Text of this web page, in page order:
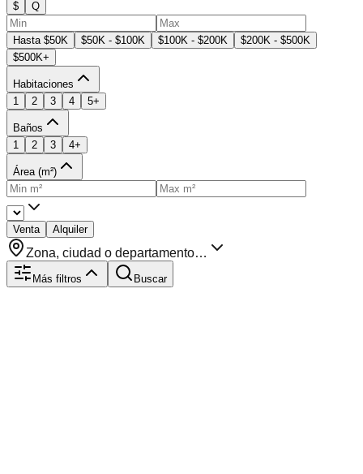
$ Q
Hasta $50K $50K - $100K $100K - $200K
$200K - $500K
$500K+
Habitaciones
1
2 3 4 5+
Baños
1
2 3 4+
Área (m²)
Venta Alquiler
Zona, ciudad o departamento…
Más filtros Buscar